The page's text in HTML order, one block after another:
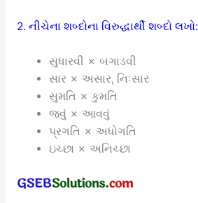
2. નીચેના શબ્દોના વિરુદ્ધાર્થી શબ્દો લખો:
સુધારવી ✗ બગાડવી
સાર ✗ અસાર, નિઃસાર
સુમતિ ✗ કુમતિ
જવું ✗ આવવું
પ્રગતિ ✗ અધોગતિ
ઇચ્છા ✗ અનિચ્છા